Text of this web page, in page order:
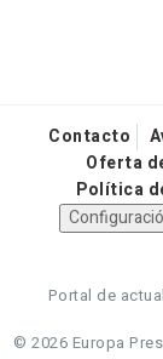
Contacto
Oferta
Política
Portal de
© 2026 Europa